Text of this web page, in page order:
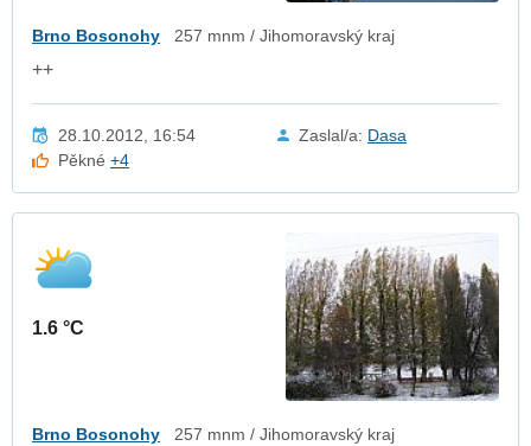
Brno Bosonohy 257 mnm / Jihomoravský kraj
++
28.10.2012, 16:54 Zaslal/a: Dasa
Pěkné+4
1.6 °C
Brno Bosonohy 257 mnm / Jihomoravský kraj